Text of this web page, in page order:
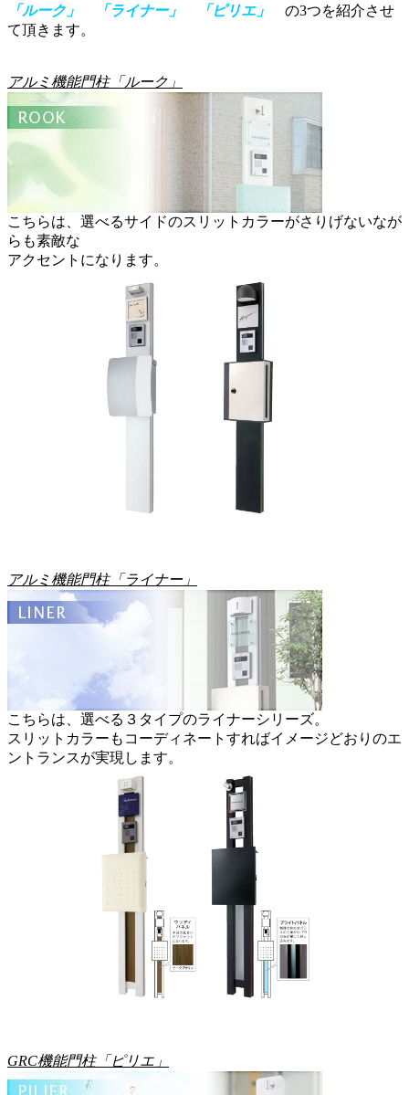
「ルーク」
「ライナー」 「ピリエ」
の3つを紹介させ
て頂きます。
アルミ機能門柱「ルーク」
こちらは、選べるサイドのスリットカラーがさりげないなが
らも素敵な
アクセントになります。
アルミ機能門柱「ライナー」
こちらは、選べる３タイプのライナーシリーズ。
スリットカラーもコーディネートすればイメージどおりのエ
ントランスが実現します。
GRC機能門柱「ピリエ」